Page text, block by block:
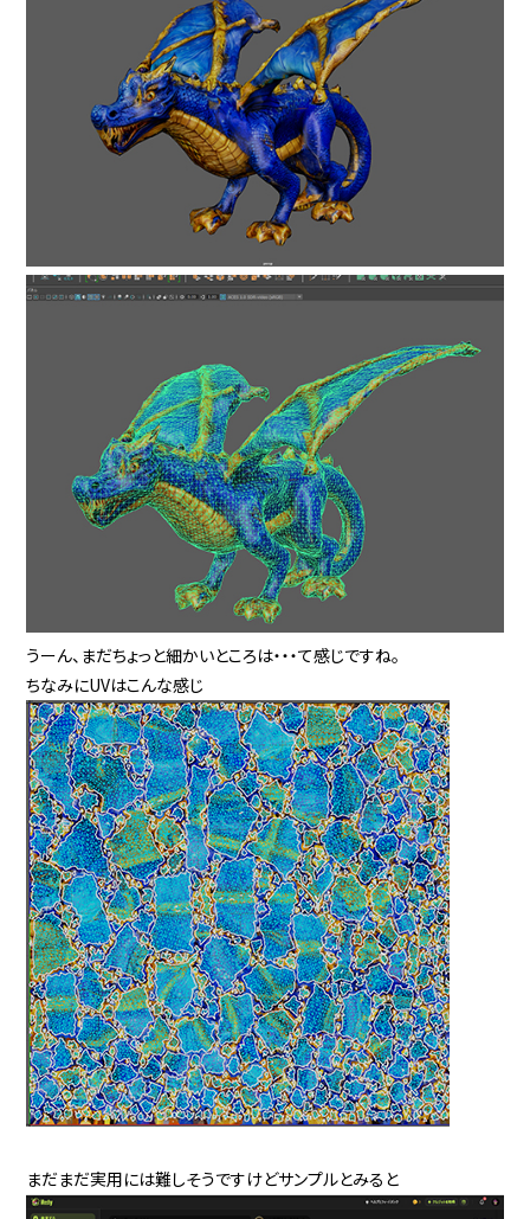
うーん、まだちょっと細かいところは・・・て感じですね。
ちなみにUVはこんな感じ
まだまだ実用には難しそうですけどサンプルとみると